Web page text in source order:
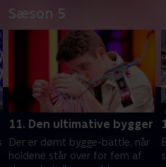
Sæson 5
11. Den ultimative bygger
Der er dømt bygge-battle, når
holdene står over for fem af